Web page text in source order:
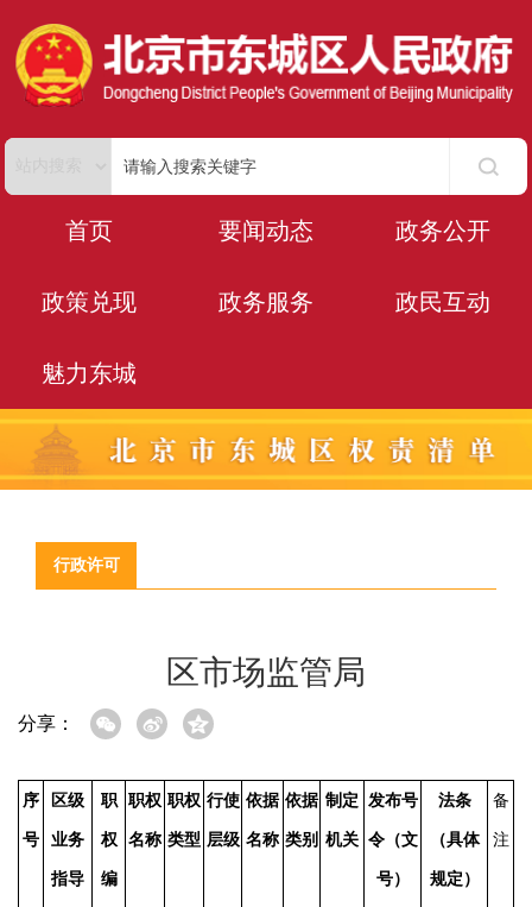
首页 要闻动态 政务公开
政策兑现 政务服务 政民互动
魅力东城
行政许可
区市场监管局
分享：
序
号
区级
业务
指导
职
权
编
职权
名称
职权
类型
行使
层级
依据
名称
依据
类别
制定
机关
发布号
令（文
号）
法条
（具体
规定）
备
注